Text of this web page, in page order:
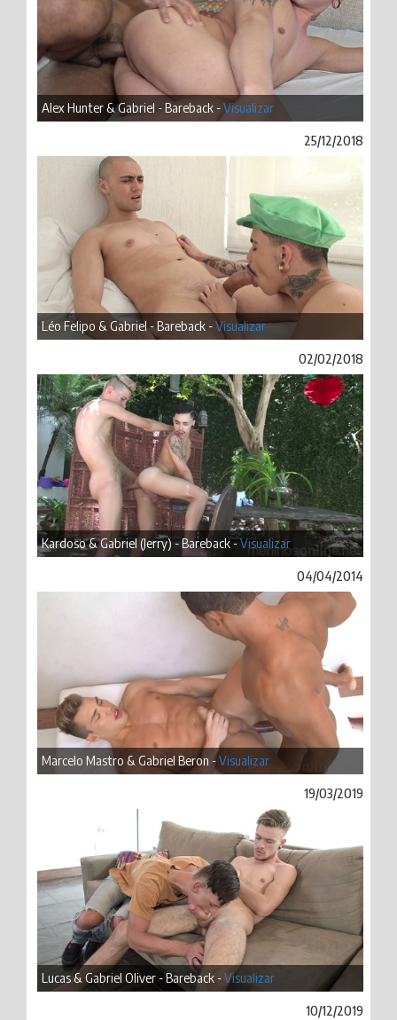
Alex Hunter & Gabriel - Bareback -Visualizar
25/12/2018
Léo Felipo & Gabriel - Bareback -Visualizar
02/02/2018
Kardoso & Gabriel (Jerry) - Bareback -Visualizar
04/04/2014
Marcelo Mastro & Gabriel Beron -Visualizar
19/03/2019
Lucas & Gabriel Oliver - Bareback -Visualizar
10/12/2019